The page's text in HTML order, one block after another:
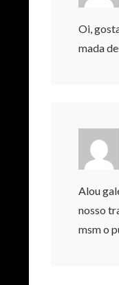
Oi,
mada
Alou
nosso
msm o